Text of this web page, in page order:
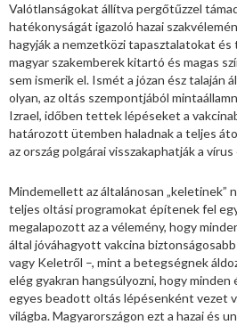
Valótlanságokat állítva pergőtűzzel
hatékonyságát igazoló hazai
hagyják a nemzetközi tapasztalatokat
magyar szakemberek kitartó és magas
sem ismerik el. Ismét a józan ész talaján
olyan, az oltás szempontjából
Izrael, időben tettek lépéseket a
határozott ütemben haladnak a teljes
az ország polgárai visszakaphatják a
Mindemellett az általánosan „keletinek”
teljes oltási programokat építenek fel
megalapozott az a vélemény, hogy
által jóváhagyott vakcina
vagy Keletről –, mint a betegségnek
elég gyakran hangsúlyozni, hogy minden
egyes beadott oltás lépésenként vezet
világba. Magyarországon ezt a hazai és